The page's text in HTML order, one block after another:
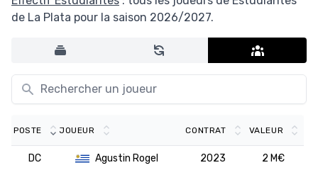
de La Plata pour la saison 2026/2027.
POSTE JOUEUR CONTRAT VALEUR
DC Agustin Rogel 2023 2 M€